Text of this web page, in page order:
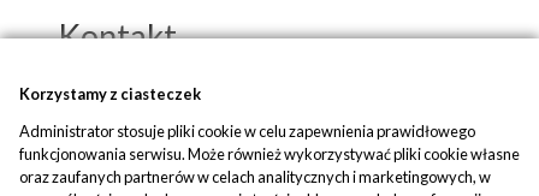
Kontakt
Popko - Centrum Medytacji i Uzdrawiania
ul. Piaskowa 1
42-700 Rusinowice
Korzystamy z ciasteczek
Administrator stosuje pliki cookie w celu zapewnienia prawidłowego
funkcjonowania serwisu. Może również wykorzystywać pliki cookie własne
oraz zaufanych partnerów w celach analitycznych i marketingowych, w